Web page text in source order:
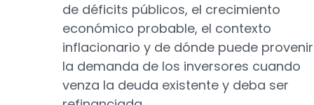
de déficits públicos, el crecimiento
económico probable, el contexto
inflacionario y de dónde puede provenir
la demanda de los inversores cuando
venza la deuda existente y deba ser